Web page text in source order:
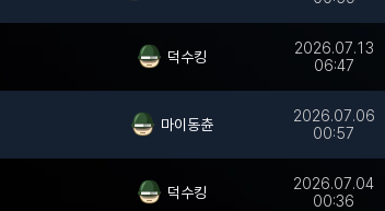
덕수킹
2026.07.13
06:47
마이동츈
2026.07.06
00:57
덕수킹
2026.07.04
00:36